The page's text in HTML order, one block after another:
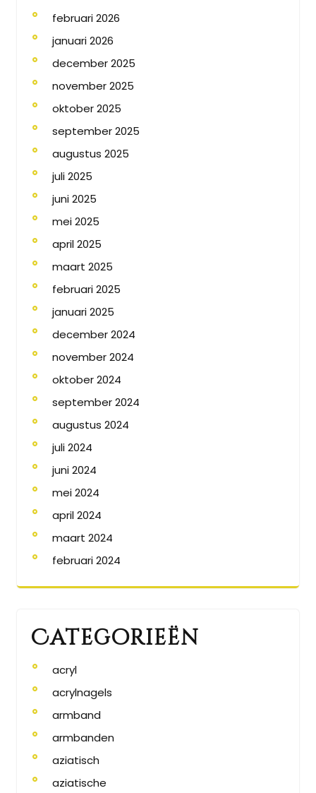
februari 2026
januari 2026
december 2025
november 2025
oktober 2025
september 2025
augustus 2025
juli 2025
juni 2025
mei 2025
april 2025
maart 2025
februari 2025
januari 2025
december 2024
november 2024
oktober 2024
september 2024
augustus 2024
juli 2024
juni 2024
mei 2024
april 2024
maart 2024
februari 2024
Categorieën
acryl
acrylnagels
armband
armbanden
aziatisch
aziatische